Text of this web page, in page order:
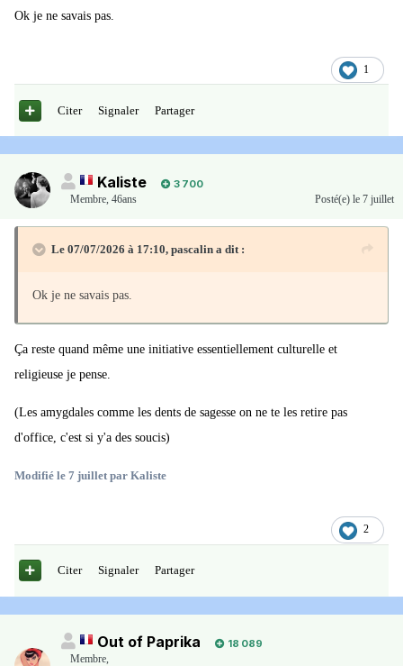
Ok je ne savais pas.
1
Citer Signaler Partager
Kaliste
3 700
Membre, 46ans Posté(e) le 7 juillet
Le 07/07/2026 à 17:10, pascalin a dit :
Ok je ne savais pas.
Ça reste quand même une initiative essentiellement culturelle et
religieuse je pense.
(Les amygdales comme les dents de sagesse on ne te les retire pas
d'office, c'est si y'a des soucis)
Modifié le 7 juillet par Kaliste
2
Citer Signaler Partager
Out of Paprika
18 089
Membre